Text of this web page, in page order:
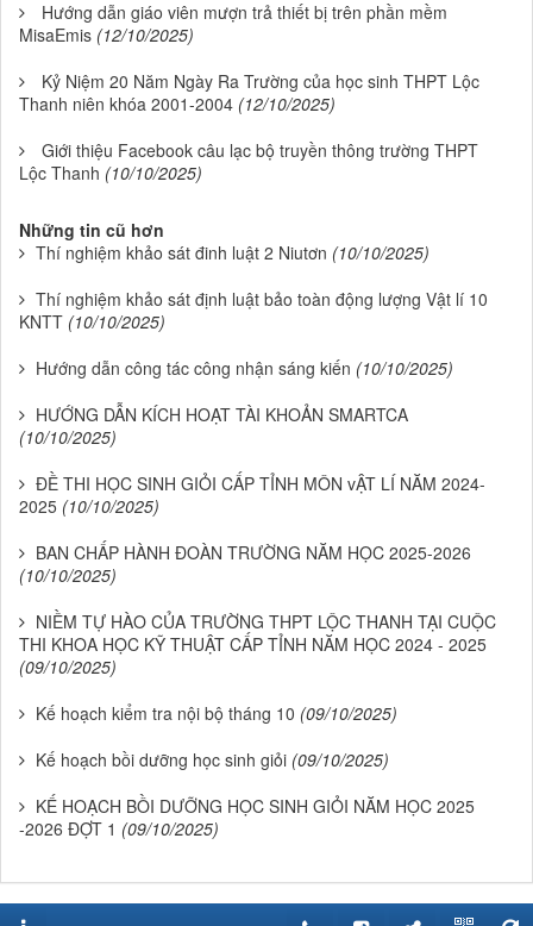
Hướng dẫn giáo viên mượn trả thiết bị trên phần mềm
MisaEmis (12/10/2025)
Kỷ Niệm 20 Năm Ngày Ra Trường của học sinh THPT Lộc
Thanh niên khóa 2001-2004 (12/10/2025)
Giới thiệu Facebook câu lạc bộ truyền thông trường THPT
Lộc Thanh (10/10/2025)
Những tin cũ hơn
Thí nghiệm khảo sát đinh luật 2 Niutơn (10/10/2025)
Thí nghiệm khảo sát định luật bảo toàn động lượng Vật lí 10
KNTT (10/10/2025)
Hướng dẫn công tác công nhận sáng kiến (10/10/2025)
HƯỚNG DẪN KÍCH HOẠT TÀI KHOẢN SMARTCA
(10/10/2025)
ĐỀ THI HỌC SINH GIỎI CẤP TỈNH MÔN vẬT LÍ NĂM 2024-
2025 (10/10/2025)
BAN CHẤP HÀNH ĐOÀN TRƯỜNG NĂM HỌC 2025-2026
(10/10/2025)
NIỀM TỰ HÀO CỦA TRƯỜNG THPT LỘC THANH TẠI CUỘC
THI KHOA HỌC KỸ THUẬT CẤP TỈNH NĂM HỌC 2024 - 2025
(09/10/2025)
Kế hoạch kiểm tra nội bộ tháng 10 (09/10/2025)
Kế hoạch bồi dưỡng học sinh giỏi (09/10/2025)
KẾ HOẠCH BỒI DƯỠNG HỌC SINH GIỎI NĂM HỌC 2025
-2026 ĐỢT 1 (09/10/2025)